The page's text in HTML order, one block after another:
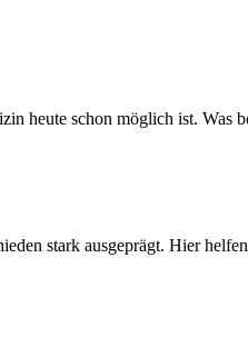
heute schon möglich ist. Was
stark ausgeprägt. Hier